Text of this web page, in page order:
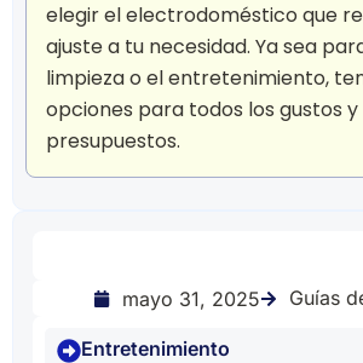
elegir el electrodoméstico que
ajuste a tu necesidad. Ya sea
limpieza o el entretenimiento,
opciones para todos los gustos y
presupuestos.
mayo 31, 2025 Guías
Entretenimiento